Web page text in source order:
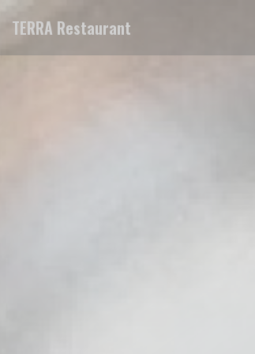
TERRA Restaurant